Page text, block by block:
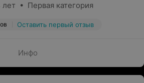
• Первая категория
Оставить первый отзыв
Инфо